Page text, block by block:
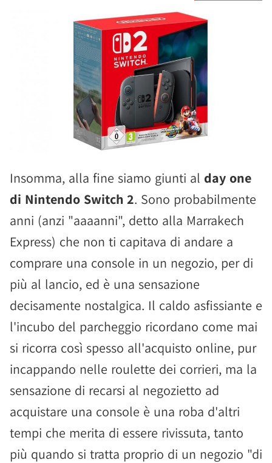
Insomma, alla fine siamo giunti al day one
di Nintendo Switch 2. Sono probabilmente
anni (anzi "aaaanni", detto alla Marrakech
Express) che non ti capitava di andare a
comprare una console in un negozio, per di
più al lancio, ed è una sensazione
decisamente nostalgica. Il caldo asfissiante e
l'incubo del parcheggio ricordano come mai
si ricorra così spesso all'acquisto online, pur
incappando nelle roulette dei corrieri, ma la
sensazione di recarsi al negozietto ad
acquistare una console è una roba d'altri
tempi che merita di essere rivissuta, tanto
più quando si tratta proprio di un negozio "di